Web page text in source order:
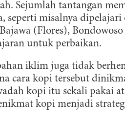
Sejumlah tantangan
seperti misalnya dipelajari
(Flores),
untuk perbaikan.
iklim juga tidak
cara kopi tersebut
kopi itu sekali pakai
kopi menjadi